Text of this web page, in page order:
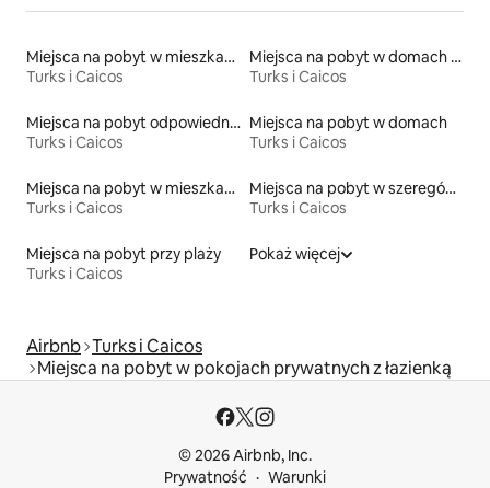
Miejsca na pobyt w mieszkaniach typu condo
Turks i Caicos
Miejsca na pobyt w domach przy plaży
Turks i Caicos
Miejsca na pobyt odpowiednie dla rodzin
Turks i Caicos
Miejsca na pobyt w domach
Turks i Caicos
Miejsca na pobyt w mieszkaniach typu condo przy plaży
Turks i Caicos
Miejsca na pobyt w szeregówkach
Turks i Caicos
Miejsca na pobyt przy plaży
Turks i Caicos
Pokaż więcej
Airbnb Turks i Caicos
Miejsca na pobyt w pokojach prywatnych z łazienką
© 2026 Airbnb, Inc.
Prywatność
Warunki